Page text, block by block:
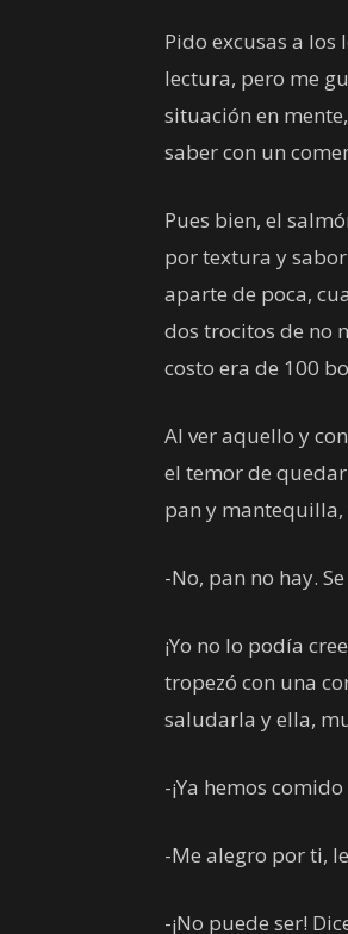
Pido excusas a
lectura, pero me
situación en
saber con un
Pues bien, el
por textura y
aparte de poca,
dos trocitos de no
costo era de 100
Al ver aquello y
el temor de
pan y mantequilla,
-No, pan no hay.
¡Yo no lo podía
tropezó con una
saludarla y ella,
-¡Ya hemos
-Me alegro por ti,
-¡No puede ser!